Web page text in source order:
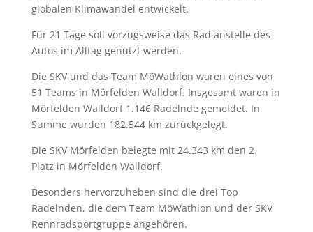
globalen Klimawandel entwickelt.
Für 21 Tage soll vorzugsweise das Rad anstelle des
Autos im Alltag genutzt werden.
Die SKV und das Team MöWathlon waren eines von
51 Teams in Mörfelden Walldorf. Insgesamt waren in
Mörfelden Walldorf 1.146 Radelnde gemeldet. In
Summe wurden 182.544 km zurückgelegt.
Die SKV Mörfelden belegte mit 24.343 km den 2.
Platz in Mörfelden Walldorf.
Besonders hervorzuheben sind die drei Top
Radelnden, die dem Team MöWathlon und der SKV
Rennradsportgruppe angehören.